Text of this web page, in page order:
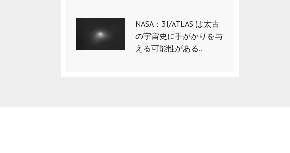
NASA：3I/ATLAS は太古
の宇宙史に手がかりを与
える可能性がある..